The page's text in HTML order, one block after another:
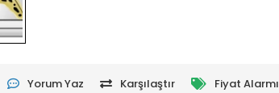
Yorum Yaz Karşılaştır Fiyat Alarmı